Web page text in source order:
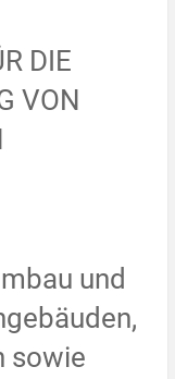
DIE
VON
und
sowie